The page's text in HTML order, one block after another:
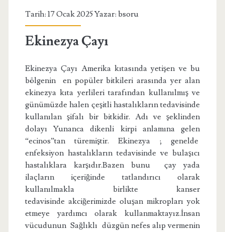
Tarih: 17 Ocak 2025 Yazar: bsoru
Ekinezya Çayı
Ekinezya Çayı Amerika kıtasında yetişen ve bu
bölgenin en popüler bitkileri arasında yer alan
ekinezya kıta yerlileri tarafından kullanılmış ve
günümüzde halen çeşitli hastalıkların tedavisinde
kullanılan şifalı bir bitkidir. Adı ve şeklinden
dolayı Yunanca dikenli kirpi anlamına gelen
“ecinos”tan türemiştir. Ekinezya ; genelde
enfeksiyon hastalıkların tedavisinde ve bulaşıcı
hastalıklara karşıdır.Bazen bunu çay yada
ilaçların içeriğinde tatlandırıcı olarak
kullanılmakla birlikte kanser
tedavisinde akciğerimizde oluşan mikropları yok
etmeye yardımcı olarak kullanmaktayız.İnsan
vücudunun Sağlıklı düzgün nefes alıp vermenin